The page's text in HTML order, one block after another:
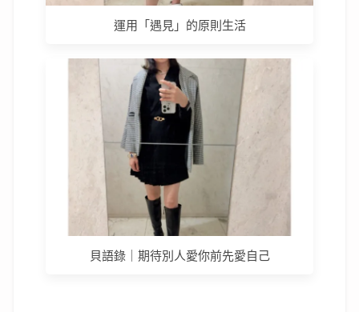
運用「遇見」的原則生活
貝語錄｜期待別人愛你前先愛自己